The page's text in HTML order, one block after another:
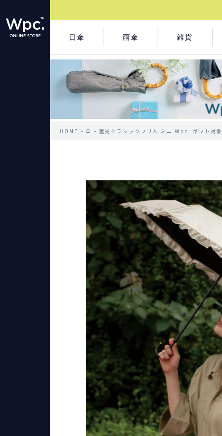
日傘 雨傘 雑貨
HOME 傘 遮光クラシックフリル ミニ Wpc. ギフト対